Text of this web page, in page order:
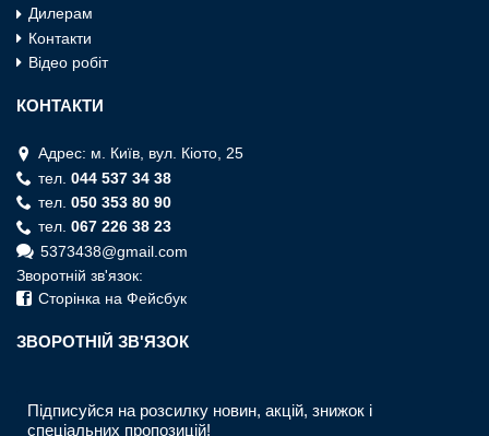
Дилерам
Контакти
Відео робіт
КОНТАКТИ
Адрес: м. Київ, вул. Кiото, 25
тел. 044 537 34 38
тел. 050 353 80 90
тел. 067 226 38 23
5373438@gmail.com
Зворотній зв'язок:
Сторінка на Фейсбук
ЗВОРОТНIЙ ЗВ'ЯЗОК
Підписуйся на розсилку новин, акцій, знижок і
спеціальних пропозицій!